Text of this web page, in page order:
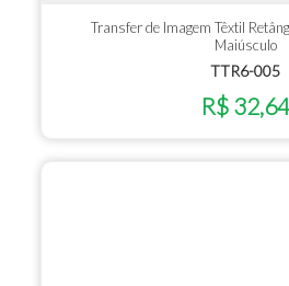
Transfer de Imagem Têxtil
Maiúsculo
TTR6-005
R$ 32,64